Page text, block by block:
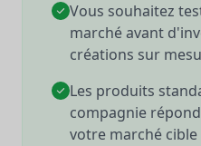
Vous souhaitez
marché avant
créations sur
Les produits
compagnie
votre marché cible